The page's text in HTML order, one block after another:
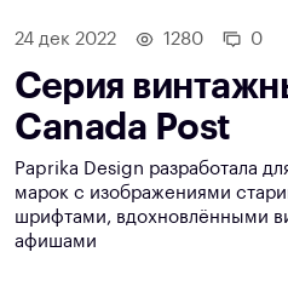
24 дек 2022 1280 0
Серия
Canada Post
Paprika Design разработала
марок с изображениями
шрифтами, вдохновлёнными
афишами